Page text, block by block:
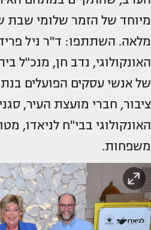
מיוחד של הזמר שלומי שבת
מלאה. השתתפו: ד"ר ניל
האונקולוגי, נדב חן, מנכ"ל
של אנשי עסקים הפועלים
ציבור, חברי מועצת העיר,
האונקולוגי בבי"ח לניאדו,
משפחות.